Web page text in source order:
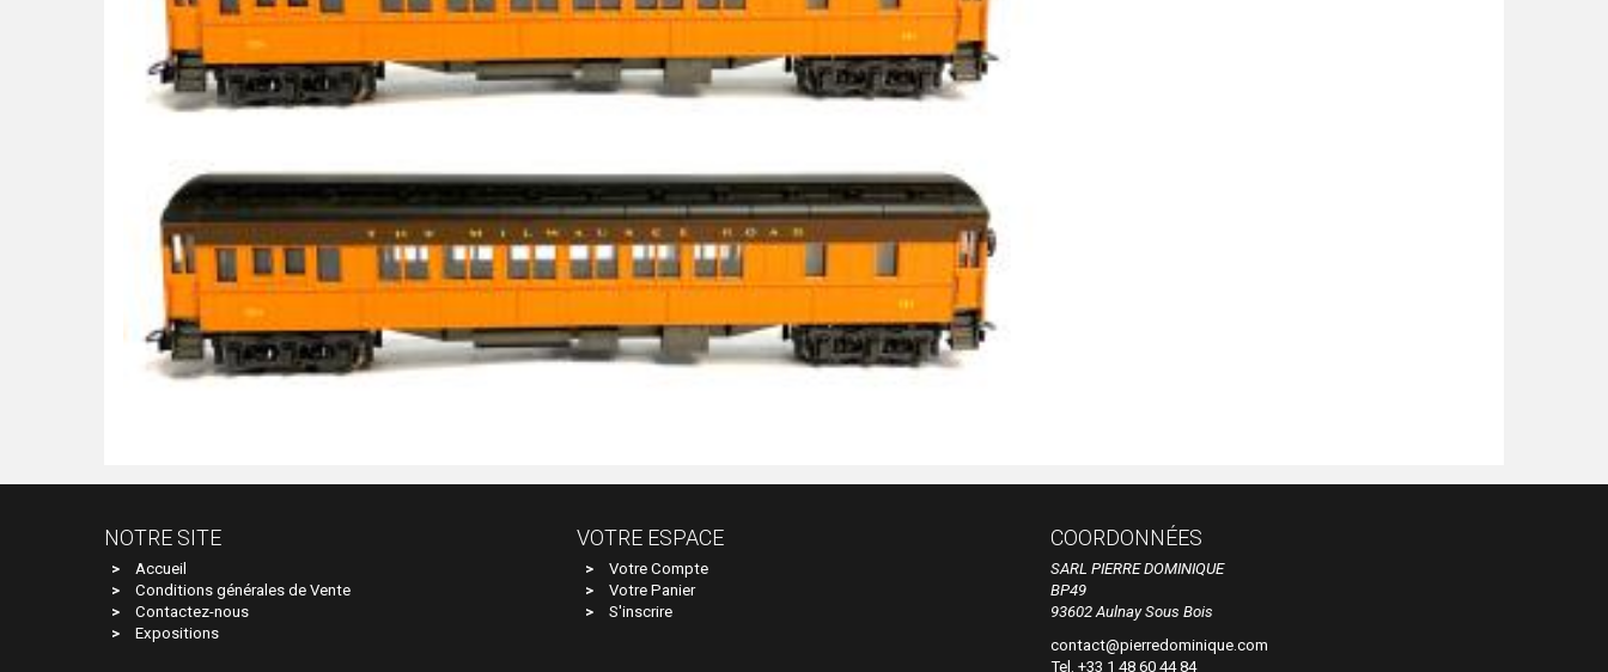
NOTRE SITE
Accueil
Conditions générales de Vente
Contactez-nous
Expositions
VOTRE ESPACE
Votre Compte
Votre Panier
S'inscrire
COORDONNÉES
SARL PIERRE DOMINIQUE
BP49
93602 Aulnay Sous Bois
contact@pierredominique.com
Tel. +33 1 48 60 44 84